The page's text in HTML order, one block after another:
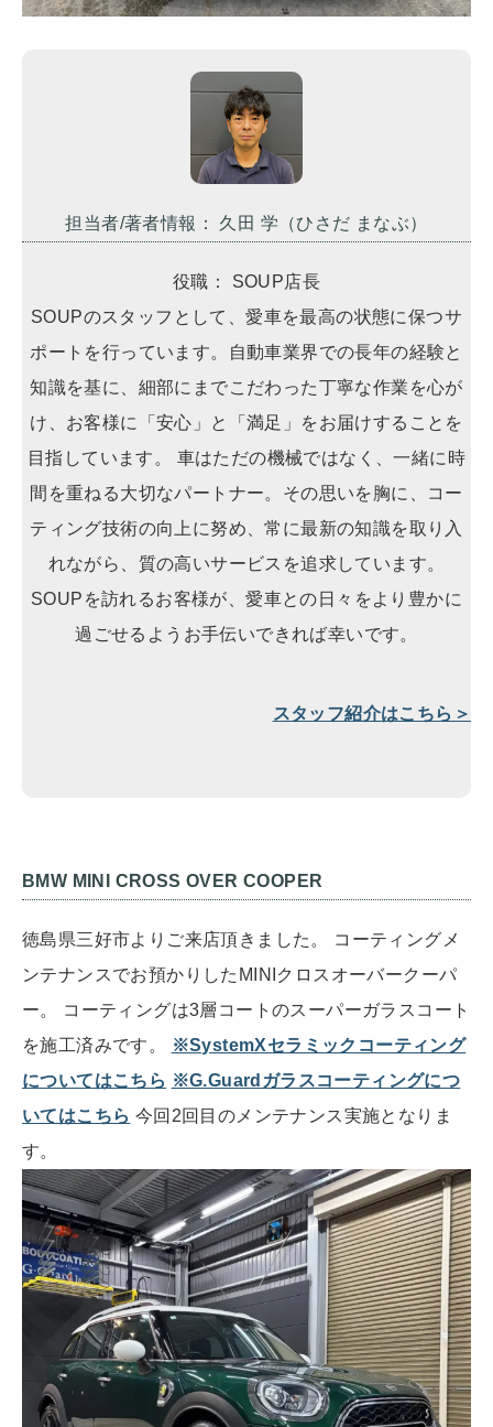
担当者/著者情報： 久田 学（ひさだ まなぶ）
役職： SOUP店長
SOUPのスタッフとして、愛車を最高の状態に保つサ
ポートを行っています。自動車業界での長年の経験と
知識を基に、細部にまでこだわった丁寧な作業を心が
け、お客様に「安心」と「満足」をお届けすることを
目指しています。 車はただの機械ではなく、一緒に時
間を重ねる大切なパートナー。その思いを胸に、コー
ティング技術の向上に努め、常に最新の知識を取り入
れながら、質の高いサービスを追求しています。
SOUPを訪れるお客様が、愛車との日々をより豊かに
過ごせるようお手伝いできれば幸いです。
スタッフ紹介はこちら＞
BMW MINI CROSS OVER COOPER
徳島県三好市よりご来店頂きました。 コーティングメ
ンテナンスでお預かりしたMINIクロスオーバークーパ
ー。 コーティングは3層コートのスーパーガラスコート
を施工済みです。
※SystemXセラミックコーティング
についてはこちら ※G.Guardガラスコーティングにつ
いてはこちら 今回2回目のメンテナンス実施となりま
す。